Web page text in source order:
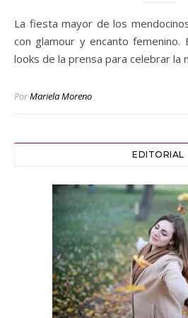
La fiesta mayor de los mendocinos dejó algunas postales
con glamour y encanto femenino.
looks de la prensa para celebrar la
PorMariela Moreno
EDITORIAL